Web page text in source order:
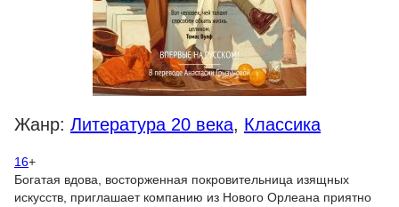
Жанр: Литература 20 века, Классика
16+
Богатая вдова, восторженная покровительница изящных
искусств, приглашает компанию из Нового Орлеана приятно